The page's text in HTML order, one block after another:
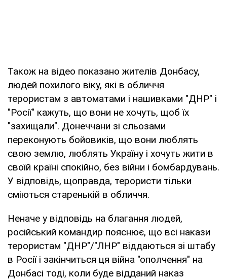
Також на відео показано жителів Донбасу,
людей похилого віку, які в обличчя
терористам з автоматами і нашивками "ДНР" і
"Росії" кажуть, що вони не хочуть, щоб їх
"захищали". Донеччани зі сльозами
переконують бойовиків, що вони люблять
свою землю, люблять Україну і хочуть жити в
своїй країні спокійно, без війни і бомбардувань.
У відповідь, щоправда, терористи тільки
сміються старенькій в обличчя.
Неначе у відповідь на благання людей,
російський командир пояснює, що всі накази
терористам "ДНР"/"ЛНР" віддаються зі штабу
в Росії і закінчиться ця війна "ополчення" на
Донбасі тоді, коли буде відданий наказ